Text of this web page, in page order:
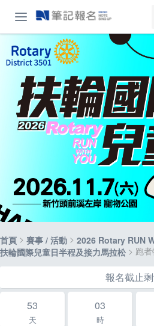
首頁 > 賽事 / 活動 > 2026 Rotary RUN
扶輪國際兒童日半程及接力馬拉松 > 跑
報名截止
53
天
03
時